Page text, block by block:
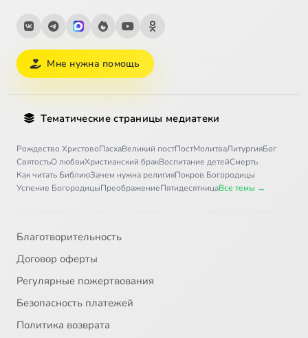
Мне нужна помощь
Тематические страницы медиатеки
Рождество ХристовоПасхаВеликий постПостМолитваЛитургияБог
СвятостьО любвиХристианский бракВоспитание детейСмерть
Как читать БиблиюЗачем нужна религияПокров Богородицы
Успение БогородицыПреображениеПятидесятницаВсе темы →
Благотворительность
Договор оферты
Регулярные пожертвования
Безопасность платежей
Политика возврата